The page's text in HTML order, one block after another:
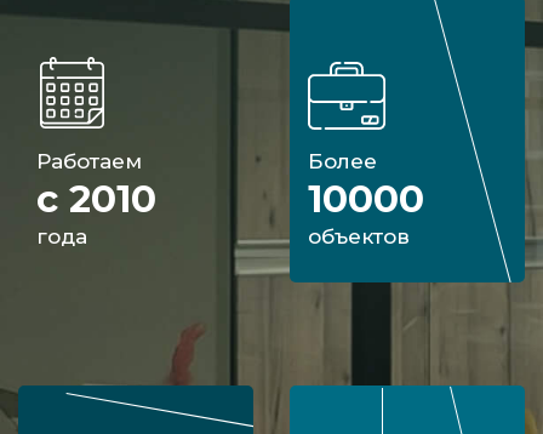
Работаем
с 2010
года
Более
10000
объектов